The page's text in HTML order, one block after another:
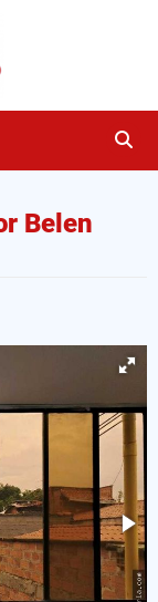
Belen